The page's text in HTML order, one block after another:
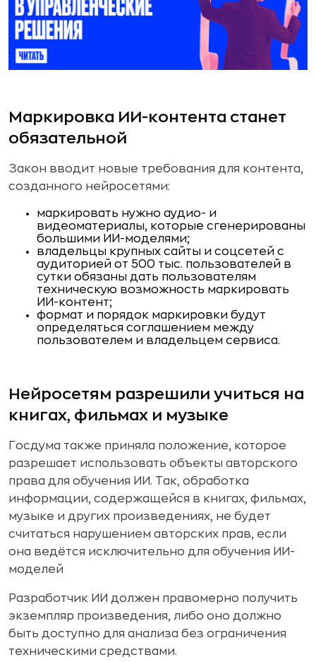
Маркировка ИИ-контента станет
обязательной
Закон вводит новые требования для контента,
созданного нейросетями:
маркировать нужно аудио- и
видеоматериалы, которые сгенерированы
большими ИИ-моделями;
владельцы крупных сайты и соцсетей с
аудиторией от 500 тыс. пользователей в
сутки обязаны дать пользователям
техническую возможность маркировать
ИИ-контент;
формат и порядок маркировки будут
определяться соглашением между
пользователем и владельцем сервиса.
Нейросетям разрешили учиться на
книгах, фильмах и музыке
Госдума также приняла положение, которое
разрешает использовать объекты авторского
права для обучения ИИ. Так, обработка
информации, содержащейся в книгах, фильмах,
музыке и других произведениях, не будет
считаться нарушением авторских прав, если
она ведётся исключительно для обучения ИИ-
моделей
Разработчик ИИ должен правомерно получить
экземпляр произведения, либо оно должно
быть доступно для анализа без ограничения
техническими средствами.